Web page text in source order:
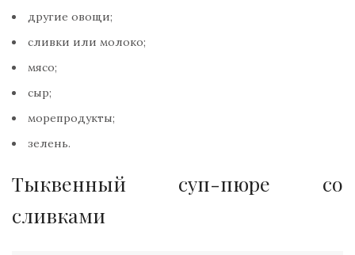
другие овощи;
сливки или молоко;
мясо;
сыр;
морепродукты;
зелень.
Тыквенный суп-пюре со
сливками